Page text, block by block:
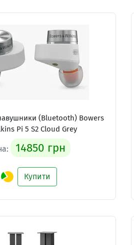
(Bluetooth) Bowers
Pi 5 S2 Cloud Grey
14850 грн
Купити